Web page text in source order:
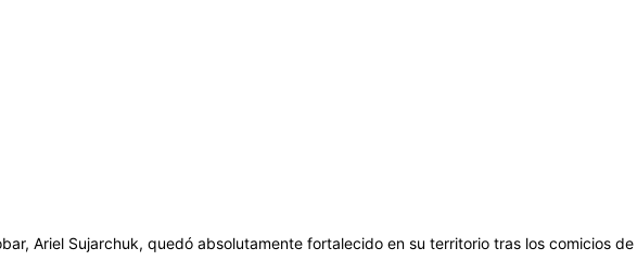
Ariel Sujarchuk, quedó absolutamente fortalecido en su territorio tras los comicios de